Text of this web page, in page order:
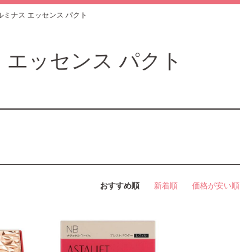
ナス エッセンス パクト
ッセンス パクト
おすすめ順 新着順 価格が安い順